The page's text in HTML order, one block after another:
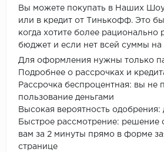
Вы можете покупать в Наших
или в кредит от Тинькофф. Это
когда хотите более рационально
бюджет и если нет всей суммы на
Для оформления нужны только
Подробнее о рассрочках и
Рассрочка беспроцентная: вы не
пользование деньгами
Высокая вероятность одобрения:
Быстрое рассмотрение: решение
вам за 2 минуты прямо в форме
странице